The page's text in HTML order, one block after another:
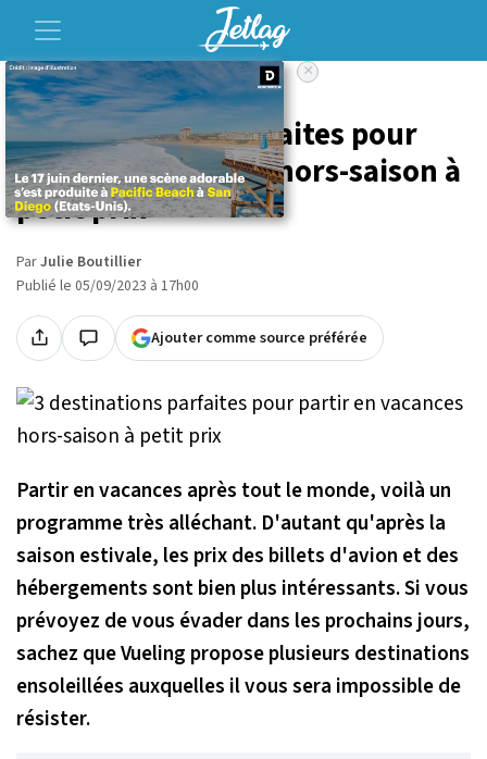
Accueil Voyage
3 destinations parfaites pour
partir en vacances hors-saison à
petit prix
ParJulie Boutillier
Publié le 05/09/2023 à 17h00
Ajouter comme source préférée
Partir en vacances après tout le monde, voilà un
programme très alléchant. D'autant qu'après la
saison estivale, les prix des billets d'avion et des
hébergements sont bien plus intéressants. Si vous
prévoyez de vous évader dans les prochains jours,
sachez que Vueling propose plusieurs destinations
ensoleillées auxquelles il vous sera impossible de
résister.
×